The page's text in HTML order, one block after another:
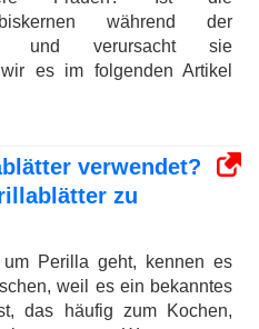
während der
und verursacht sie
es im folgenden Artikel
verwendet?
zu
Perilla geht, kennen es
weil es ein bekanntes
das häufig zum Kochen,